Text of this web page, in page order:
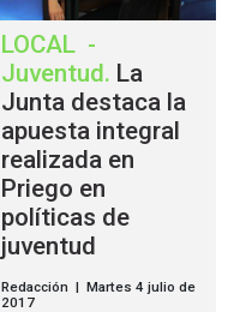
LOCAL -
Juventud. La
Junta destaca la
apuesta integral
realizada en
Priego en
políticas de
juventud
Redacción | Martes 4 julio de
2017